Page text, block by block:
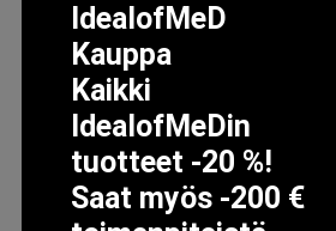
IdealofMeD
Kauppa
Kaikki
IdealofMeDin
tuotteet -20 %!
Saat myös -200 €